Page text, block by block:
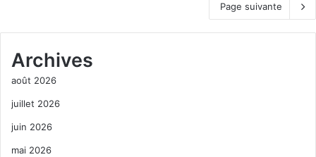
Page suivante
Archives
août 2026
juillet 2026
juin 2026
mai 2026